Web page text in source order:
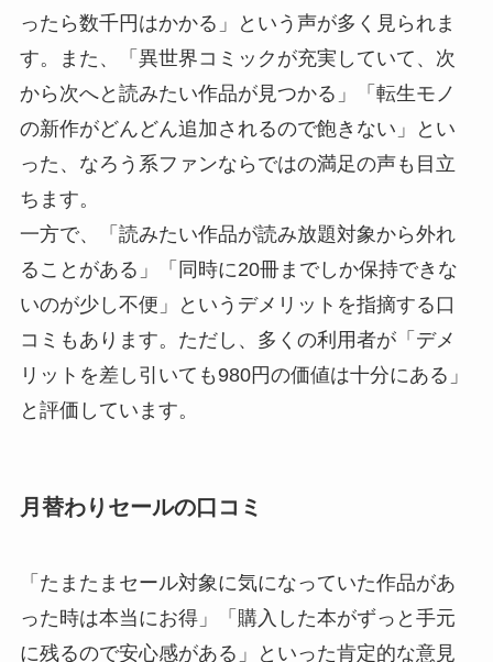
ったら数千円はかかる」という声が多く見られま
す。また、「異世界コミックが充実していて、次
から次へと読みたい作品が見つかる」「転生モノ
の新作がどんどん追加されるので飽きない」とい
った、なろう系ファンならではの満足の声も目立
ちます。
一方で、「読みたい作品が読み放題対象から外れ
ることがある」「同時に20冊までしか保持できな
いのが少し不便」というデメリットを指摘する口
コミもあります。ただし、多くの利用者が「デメ
リットを差し引いても980円の価値は十分にある」
と評価しています。
月替わりセールの口コミ
「たまたまセール対象に気になっていた作品があ
った時は本当にお得」「購入した本がずっと手元
に残るので安心感がある」といった肯定的な意見